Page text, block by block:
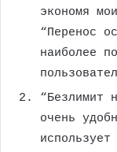
экономя
“Перенос
наиболее
“Безлимит
очень